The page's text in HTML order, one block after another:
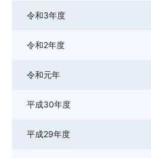
令和3年度
令和2年度
令和元年
平成30年度
平成29年度